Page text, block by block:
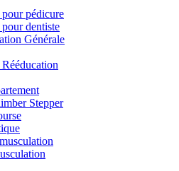
pédicure
dentiste
Générale
Stepper